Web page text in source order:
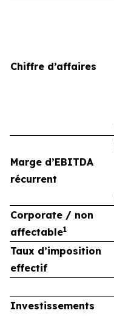
Chiffre d’affaires
Marge d’EBITDA
récurrent
Corporate / non
affectable1
Taux d’imposition
effectif
Investissements